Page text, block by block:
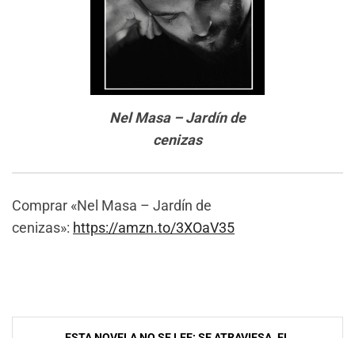
Nel Masa – Jardín de
cenizas
Comprar «Nel Masa – Jardín de
cenizas»: https://amzn.to/3XOaV35
Navegación